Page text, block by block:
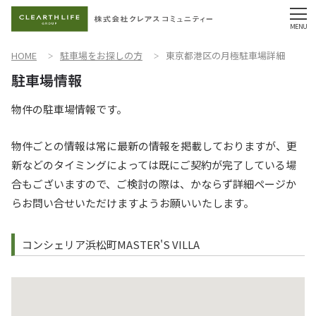
HOME 駐車場をお探しの方 東京都港区の月極駐車場詳細
物件の駐車場情報です。
物件ごとの情報は常に最新の情報を掲載しておりますが、更
新などのタイミングによっては既にご契約が完了している場
合もございますので、ご検討の際は、かならず詳細ページか
らお問い合せいただけますようお願いいたします。
コンシェリア浜松町MASTER'S VILLA